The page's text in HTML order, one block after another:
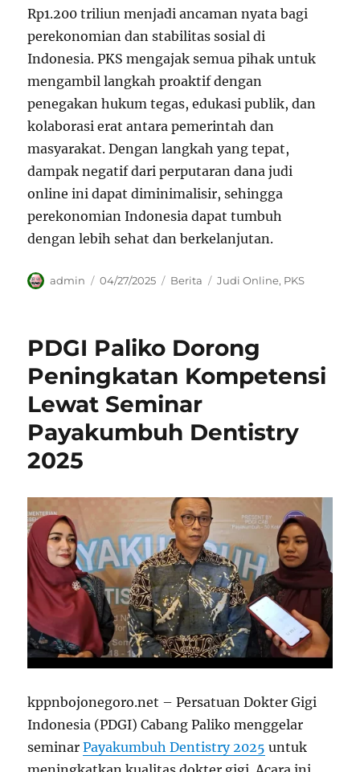
Rp1.200 triliun menjadi ancaman nyata bagi
perekonomian dan stabilitas sosial di
Indonesia. PKS mengajak semua pihak untuk
mengambil langkah proaktif dengan
penegakan hukum tegas, edukasi publik, dan
kolaborasi erat antara pemerintah dan
masyarakat. Dengan langkah yang tepat,
dampak negatif dari perputaran dana judi
online ini dapat diminimalisir, sehingga
perekonomian Indonesia dapat tumbuh
dengan lebih sehat dan berkelanjutan.
Author
admin
Posted
04/27/2025 Categories
Berita Tags
Judi Online, PKS
PDGI Paliko Dorong
Peningkatan Kompetensi
Lewat Seminar
Payakumbuh Dentistry
2025
kppnbojonegoro.net – Persatuan Dokter Gigi
Indonesia (PDGI) Cabang Paliko menggelar
seminarPayakumbuh Dentistry 2025 untuk